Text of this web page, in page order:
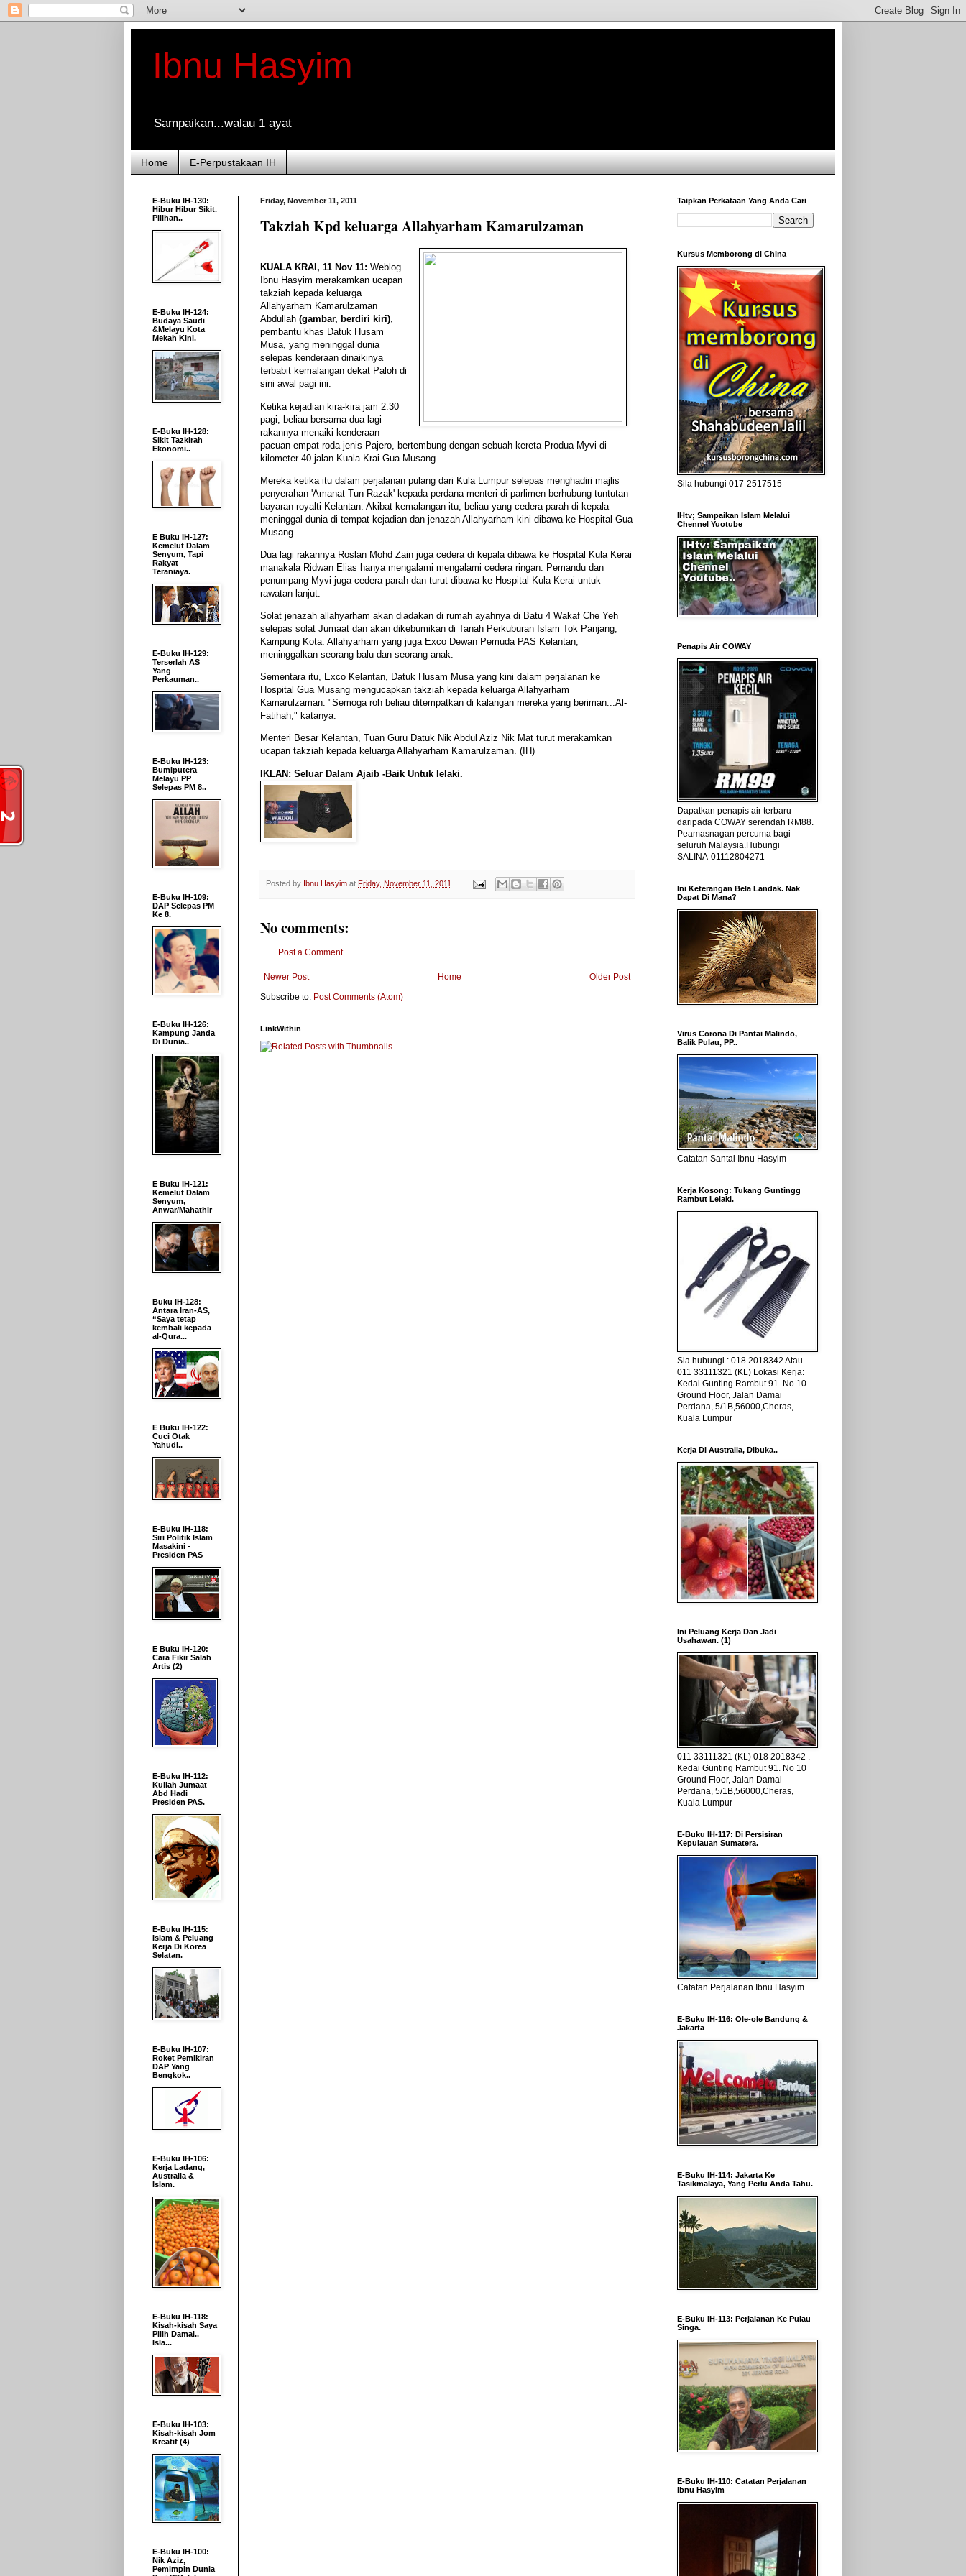
Ibnu Hasyim
Sampaikan...walau 1 ayat
Home E-Perpustakaan IH
Friday, November 11, 2011
Takziah Kpd keluarga Allahyarham Kamarulzaman
KUALA KRAI, 11 Nov 11: Weblog
Ibnu Hasyim merakamkan ucapan
takziah kepada keluarga
Allahyarham Kamarulzaman
Abdullah (gambar, berdiri kiri),
pembantu khas Datuk Husam
Musa, yang meninggal dunia
selepas kenderaan dinaikinya
terbabit kemalangan dekat Paloh di
sini awal pagi ini.
Ketika kejadian kira-kira jam 2.30
pagi, beliau bersama dua lagi
rakannya menaiki kenderaan
pacuan empat roda jenis Pajero, bertembung dengan sebuah kereta Produa Myvi di
kilometer 40 jalan Kuala Krai-Gua Musang.
Mereka ketika itu dalam perjalanan pulang dari Kula Lumpur selepas menghadiri majlis
penyerahan 'Amanat Tun Razak' kepada perdana menteri di parlimen berhubung tuntutan
bayaran royalti Kelantan. Akibat kemalangan itu, beliau yang cedera parah di kepala
meninggal dunia di tempat kejadian dan jenazah Allahyarham kini dibawa ke Hospital Gua
Musang.
Dua lagi rakannya Roslan Mohd Zain juga cedera di kepala dibawa ke Hospital Kula Kerai
manakala Ridwan Elias hanya mengalami mengalami cedera ringan. Pemandu dan
penumpang Myvi juga cedera parah dan turut dibawa ke Hospital Kula Kerai untuk
rawatan lanjut.
Solat jenazah allahyarham akan diadakan di rumah ayahnya di Batu 4 Wakaf Che Yeh
selepas solat Jumaat dan akan dikebumikan di Tanah Perkuburan Islam Tok Panjang,
Kampung Kota. Allahyarham yang juga Exco Dewan Pemuda PAS Kelantan,
meninggalkan seorang balu dan seorang anak.
Sementara itu, Exco Kelantan, Datuk Husam Musa yang kini dalam perjalanan ke
Hospital Gua Musang mengucapkan takziah kepada keluarga Allahyarham
Kamarulzaman. "Semoga roh beliau ditempatkan di kalangan mereka yang beriman...Al-
Fatihah," katanya.
Menteri Besar Kelantan, Tuan Guru Datuk Nik Abdul Aziz Nik Mat turut merakamkan
ucapan takziah kepada keluarga Allahyarham Kamarulzaman. (IH)
IKLAN: Seluar Dalam Ajaib -Baik Untuk lelaki.
Posted by Ibnu Hasyim at Friday, November 11, 2011
No comments:
Post a Comment
Newer Post Older Post
Home
Subscribe to: Post Comments (Atom)
LinkWithin
E-Buku IH-130:
Hibur Hibur Sikit.
Pilihan..
E-Buku IH-124:
Budaya Saudi
&Melayu Kota
Mekah Kini.
E-Buku IH-128:
Sikit Tazkirah
Ekonomi..
E Buku IH-127:
Kemelut Dalam
Senyum, Tapi
Rakyat
Teraniaya.
E-Buku IH-129:
Terserlah AS
Yang
Perkauman..
E-Buku IH-123:
Bumiputera
Melayu PP
Selepas PM 8..
E-Buku IH-109:
DAP Selepas PM
Ke 8.
E-Buku IH-126:
Kampung Janda
Di Dunia..
E Buku IH-121:
Kemelut Dalam
Senyum,
Anwar/Mahathir
Buku IH-128:
Antara Iran-AS,
“Saya tetap
kembali kepada
al-Qura...
E Buku IH-122:
Cuci Otak
Yahudi..
E-Buku IH-118:
Siri Politik Islam
Masakini -
Presiden PAS
E Buku IH-120:
Cara Fikir Salah
Artis (2)
E-Buku IH-112:
Kuliah Jumaat
Abd Hadi
Presiden PAS.
E-Buku IH-115:
Islam & Peluang
Kerja Di Korea
Selatan.
E-Buku IH-107:
Roket Pemikiran
DAP Yang
Bengkok..
E-Buku IH-106:
Kerja Ladang,
Australia &
Islam.
E-Buku IH-118:
Kisah-kisah Saya
Pilih Damai..
Isla...
E-Buku IH-103:
Kisah-kisah Jom
Kreatif (4)
E-Buku IH-100:
Nik Aziz,
Pemimpin Dunia
Taipkan Perkataan Yang Anda Cari
Kursus Memborong di China
Sila hubungi 017-2517515
IHtv; Sampaikan Islam Melalui
Chennel Yuotube
Penapis Air COWAY
Dapatkan penapis air terbaru
daripada COWAY serendah RM88.
Peamasnagan percuma bagi
seluruh Malaysia.Hubungi
SALINA-01112804271
Ini Keterangan Bela Landak. Nak
Dapat Di Mana?
Virus Corona Di Pantai Malindo,
Balik Pulau, PP..
Catatan Santai Ibnu Hasyim
Kerja Kosong: Tukang Guntingg
Rambut Lelaki.
Sla hubungi : 018 2018342 Atau
011 33111321 (KL) Lokasi Kerja:
Kedai Gunting Rambut 91. No 10
Ground Floor, Jalan Damai
Perdana, 5/1B,56000,Cheras,
Kuala Lumpur
Kerja Di Australia, Dibuka..
Ini Peluang Kerja Dan Jadi
Usahawan. (1)
011 33111321 (KL) 018 2018342 .
Kedai Gunting Rambut 91. No 10
Ground Floor, Jalan Damai
Perdana, 5/1B,56000,Cheras,
Kuala Lumpur
E-Buku IH-117: Di Persisiran
Kepulauan Sumatera.
Catatan Perjalanan Ibnu Hasyim
E-Buku IH-116: Ole-ole Bandung &
Jakarta
E-Buku IH-114: Jakarta Ke
Tasikmalaya, Yang Perlu Anda Tahu.
E-Buku IH-113: Perjalanan Ke Pulau
Singa.
E-Buku IH-110: Catatan Perjalanan
Ibnu Hasyim